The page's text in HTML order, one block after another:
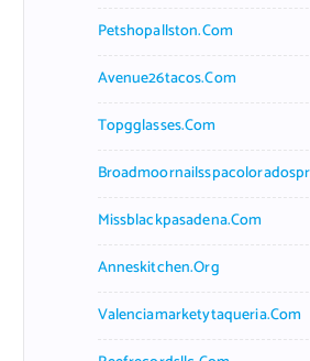
Petshopallston.com
Avenue26tacos.com
Topgglasses.com
Missblackpasadena.com
Anneskitchen.org
Valenciamarketytaqueria.com